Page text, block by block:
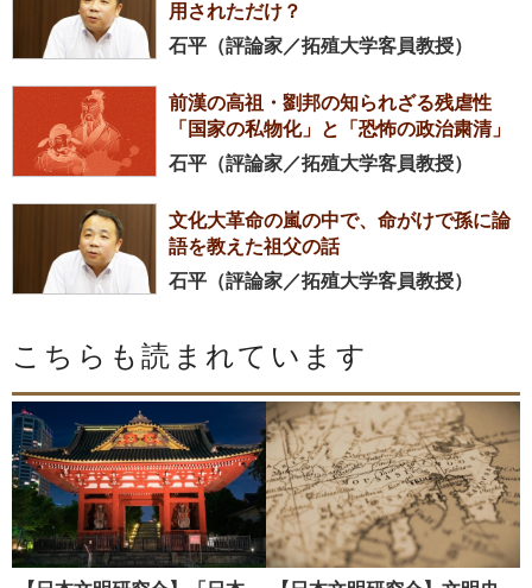
用されただけ？
石平（評論家／拓殖大学客員教授）
前漢の高祖・劉邦の知られざる残虐性
「国家の私物化」と「恐怖の政治粛清」
石平（評論家／拓殖大学客員教授）
文化大革命の嵐の中で、命がけで孫に論
語を教えた祖父の話
石平（評論家／拓殖大学客員教授）
こちらも読まれています